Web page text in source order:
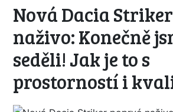
Nová Dacia
naživo: Konečně
seděli! Jak je to s
prostorností i